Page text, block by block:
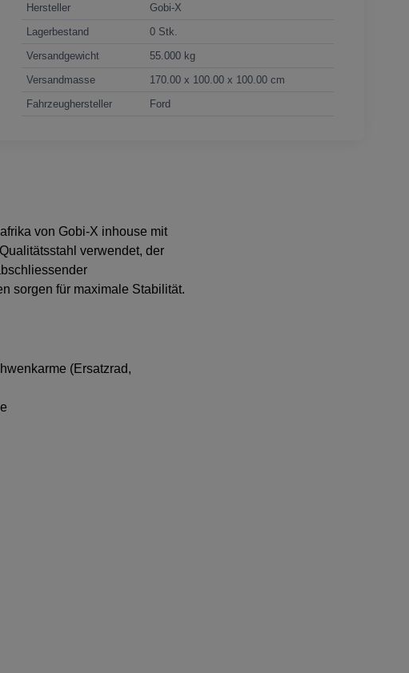
Hersteller
Gobi-X
Lagerbestand
0 Stk.
Versandgewicht
55.000 kg
Versandmasse
170.00 x 100.00 x 100.00 cm
Fahrzeughersteller
Ford
von Gobi-X inhouse mit
verwendet, der
sorgen für maximale Stabilität.
(Ersatzrad,